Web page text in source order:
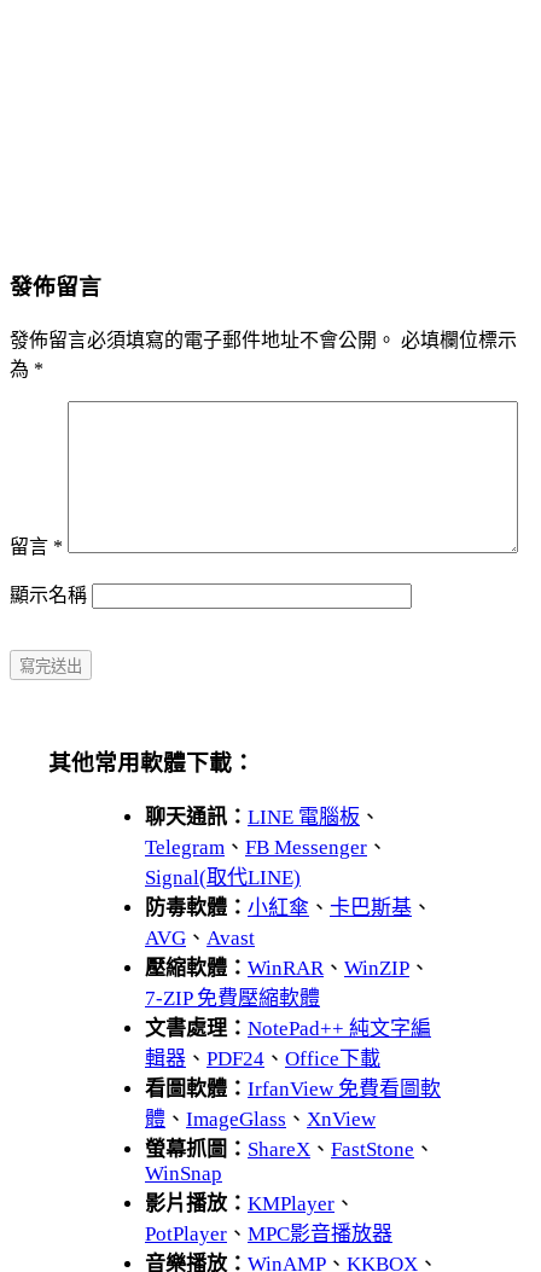
發佈留言
發佈留言必須填寫的電子郵件地址不會公開。 必填欄位標示
為 *
留言 *
顯示名稱
其他常用軟體下載：
聊天通訊： LINE 電腦板 、
Telegram 、 FB Messenger 、
Signal(取代LINE)
防毒軟體： 小紅傘 、 卡巴斯基 、
AVG 、 Avast
壓縮軟體： WinRAR、 WinZIP 、
7-ZIP 免費壓縮軟體
文書處理： NotePad++ 純文字編
輯器 、 PDF24 、 Office下載
看圖軟體： IrfanView 免費看圖軟
體 、 ImageGlass 、 XnView
螢幕抓圖： ShareX 、 FastStone 、
WinSnap
影片播放： KMPlayer 、
PotPlayer 、 MPC影音播放器
音樂播放： WinAMP 、 KKBOX 、